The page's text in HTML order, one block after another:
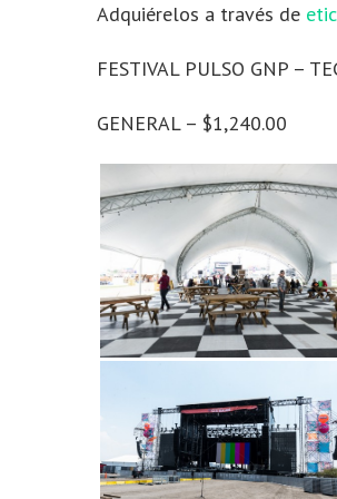
Adquiérelos a través de
FESTIVAL PULSO GNP –
GENERAL – $1,240.00